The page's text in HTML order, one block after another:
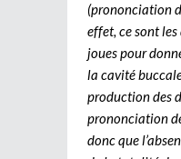
(prononciation
effet, ce sont les
joues pour
la cavité
production des
prononciation
donc que